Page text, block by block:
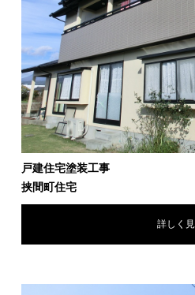
戸建住宅塗装工事
挟間町住宅
詳しく